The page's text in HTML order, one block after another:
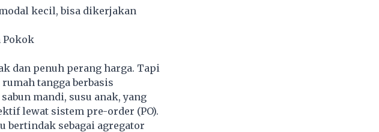
kecil, bisa dikerjakan
Pokok
dan penuh perang harga. Tapi
tangga berbasis
mandi, susu anak, yang
lewat sistem pre-order (PO).
bertindak sebagai agregator